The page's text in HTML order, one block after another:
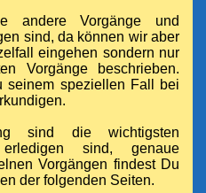
Vorgänge und
sind, da können wir aber
eingehen sondern nur
Vorgänge beschrieben.
seinem speziellen Fall bei
sind die wichtigsten
sind, genaue
Vorgängen findest Du
der folgenden Seiten.